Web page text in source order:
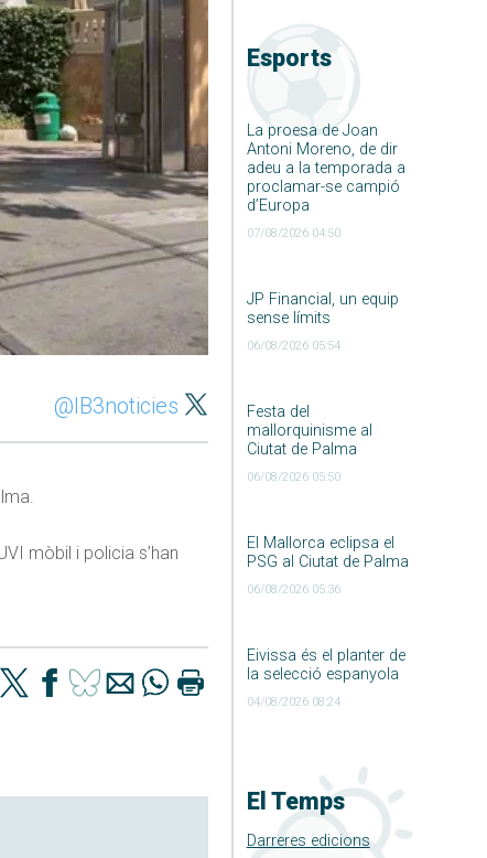
Esports
La proesa de Joan
Antoni Moreno, de dir
adeu a la temporada a
proclamar-se campió
d’Europa
07/08/2026 04:50
JP Financial, un equip
sense límits
06/08/2026 05:54
Festa del
mallorquinisme al
Ciutat de Palma
06/08/2026 05:50
El Mallorca eclipsa el
PSG al Ciutat de Palma
06/08/2026 05:36
Eivissa és el planter de
la selecció espanyola
04/08/2026 08:24
El Temps
Darreres edicions
@IB3noticies
mòbil i policia s’han